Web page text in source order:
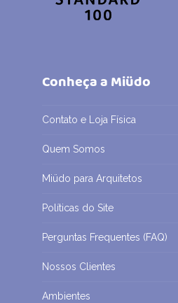
Conheça a Miüdo
Contato e Loja Física
Quem Somos
Miüdo para Arquitetos
Políticas do Site
Perguntas Frequentes (FAQ)
Nossos Clientes
Ambientes